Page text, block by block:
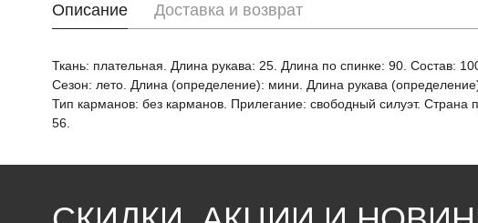
Описание Доставка и возврат
Ткань: плательная. Длина рукава: 25. Длина по спинке: 90. Состав:
Сезон: лето. Длина (определение): мини. Длина рукава
Тип карманов: без карманов. Прилегание: свободный силуэт.
56.